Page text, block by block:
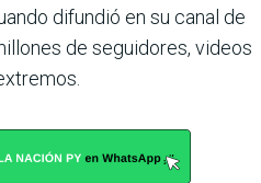
difundió en su canal de
de seguidores, videos